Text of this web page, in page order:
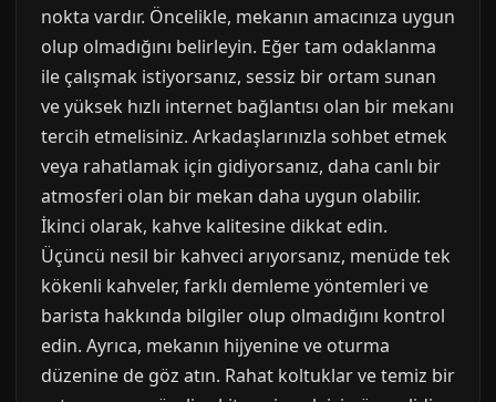
nokta vardır. Öncelikle, mekanın amacınıza uygun
olup olmadığını belirleyin. Eğer tam odaklanma
ile çalışmak istiyorsanız, sessiz bir ortam sunan
ve yüksek hızlı internet bağlantısı olan bir mekanı
tercih etmelisiniz. Arkadaşlarınızla sohbet etmek
veya rahatlamak için gidiyorsanız, daha canlı bir
atmosferi olan bir mekan daha uygun olabilir.
İkinci olarak, kahve kalitesine dikkat edin.
Üçüncü nesil bir kahveci arıyorsanız, menüde tek
kökenli kahveler, farklı demleme yöntemleri ve
barista hakkında bilgiler olup olmadığını kontrol
edin. Ayrıca, mekanın hijyenine ve oturma
düzenine de göz atın. Rahat koltuklar ve temiz bir